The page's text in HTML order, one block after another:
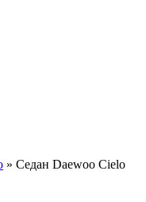
» Седан Daewoo Cielo